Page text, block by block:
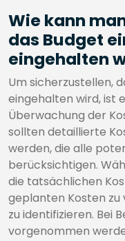
Wie kann
das Budget
eingehalten
Um sicherzustellen,
eingehalten wird, ist
Überwachung der
sollten detaillierte
werden, die alle
berücksichtigen.
die tatsächlichen
geplanten Kosten zu
zu identifizieren. Bei
vorgenommen